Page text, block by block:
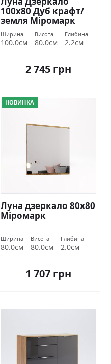
100х80 Дуб крафт/
земля Міромарк
Ширина
100.0см
Висота
80.0см
Глибина
2.2см
2 745 грн
НОВИНКА
Луна дзеркало 80х80
Міромарк
Ширина
80.0см
Висота
80.0см
Глибина
2.0см
1 707 грн